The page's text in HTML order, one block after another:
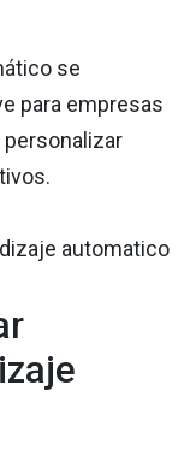
se
para empresas